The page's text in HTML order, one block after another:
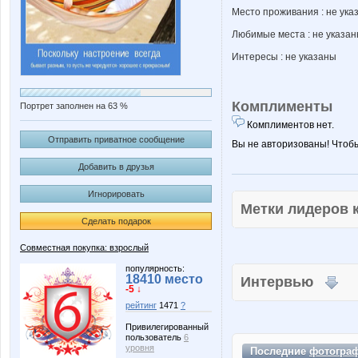
Портрет заполнен на 63 %
Отправить приватное сообщение
Добавить в друзья
Игнорировать
Сделать подарок
Совместная покупка: взрослый
популярность:
18410 место
-5 ↓
рейтинг 1471 ?
Привилегированный
пользователь 6
уровня
Место проживания : не
Любимые места : не
Интересы : не указаны
Комплименты
Комплиментов нет.
Вы не авторизованы!
Метки
Интервью
Последние